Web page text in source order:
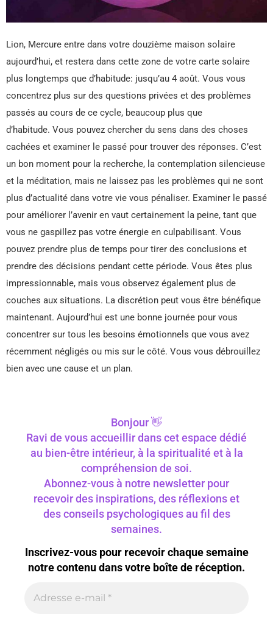
Lion, Mercure entre dans votre douzième maison solaire
aujourd’hui, et restera dans cette zone de votre carte solaire
plus longtemps que d’habitude: jusqu’au 4 août. Vous vous
concentrez plus sur des questions privées et des problèmes
passés au cours de ce cycle, beaucoup plus que
d’habitude. Vous pouvez chercher du sens dans des choses
cachées et examiner le passé pour trouver des réponses. C’est
un bon moment pour la recherche, la contemplation silencieuse
et la méditation, mais ne laissez pas les problèmes qui ne sont
plus d’actualité dans votre vie vous pénaliser. Examiner le passé
pour améliorer l’avenir en vaut certainement la peine, tant que
vous ne gaspillez pas votre énergie en culpabilisant. Vous
pouvez prendre plus de temps pour tirer des conclusions et
prendre des décisions pendant cette période. Vous êtes plus
impressionnable, mais vous observez également plus de
couches aux situations. La discrétion peut vous être bénéfique
maintenant. Aujourd’hui est une bonne journée pour vous
concentrer sur tous les besoins émotionnels que vous avez
récemment négligés ou mis sur le côté. Vous vous débrouillez
bien avec une cause et un plan.
Bonjour 👋
Ravi de vous accueillir dans cet espace dédié
au bien-être intérieur, à la spiritualité et à la
compréhension de soi.
Abonnez-vous à notre newsletter pour
recevoir des inspirations, des réflexions et
des conseils psychologiques au fil des
semaines.
Inscrivez-vous pour recevoir chaque semaine
notre contenu dans votre boîte de réception.